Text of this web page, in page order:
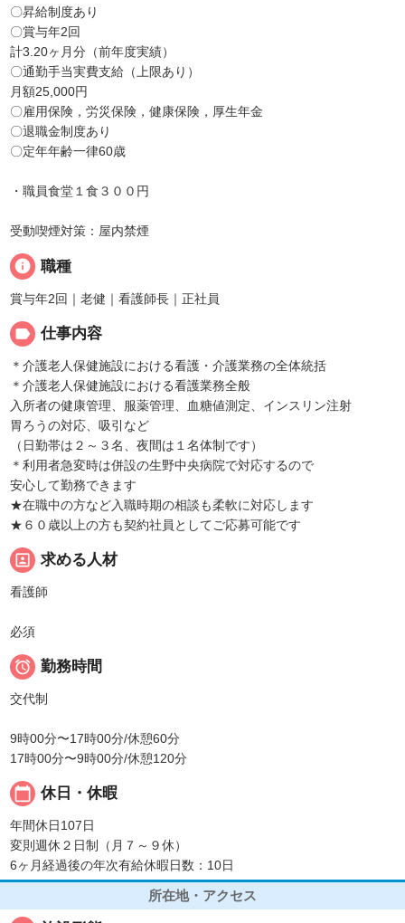
〇昇給制度あり
〇賞与年2回
計3.20ヶ月分（前年度実績）
〇通勤手当実費支給（上限あり）
月額25,000円
〇雇用保険，労災保険，健康保険，厚生年金
〇退職金制度あり
〇定年年齢一律60歳
・職員食堂１食３００円
受動喫煙対策：屋内禁煙
info 職種
賞与年2回｜老健｜看護師長｜正社員
label 仕事内容
＊介護老人保健施設における看護・介護業務の全体統括
＊介護老人保健施設における看護業務全般
入所者の健康管理、服薬管理、血糖値測定、インスリン注射
胃ろうの対応、吸引など
（日勤帯は２～３名、夜間は１名体制です）
＊利用者急変時は併設の生野中央病院で対応するので
安心して勤務できます
★在職中の方など入職時期の相談も柔軟に対応します
★６０歳以上の方も契約社員としてご応募可能です
portrait 求める人材
看護師
必須
 勤務時間
交代制
9時00分〜17時00分/休憩60分
17時00分〜9時00分/休憩120分
calendar_today 休日・休暇
年間休日107日
変則週休２日制（月７～９休）
6ヶ月経過後の年次有給休暇日数：10日
所在地・アクセス